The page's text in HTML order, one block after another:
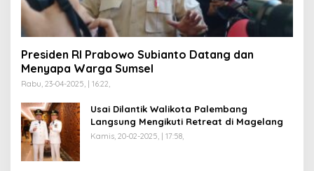
Presiden RI Prabowo Subianto Datang dan
Menyapa Warga Sumsel
Rabu, 23-04-2025, | 16:22,
Usai Dilantik Walikota Palembang
Langsung Mengikuti Retreat di Magelang
Kamis, 20-02-2025, | 17:58,